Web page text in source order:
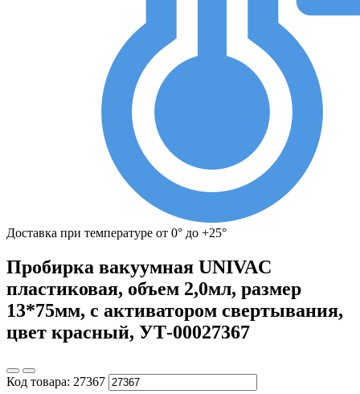
Доставка при температуре от 0° до +25°
Пробирка вакуумная UNIVAC
пластиковая, объем 2,0мл, размер
13*75мм, с активатором свертывания,
цвет красный, УТ-00027367
Код товара: 27367